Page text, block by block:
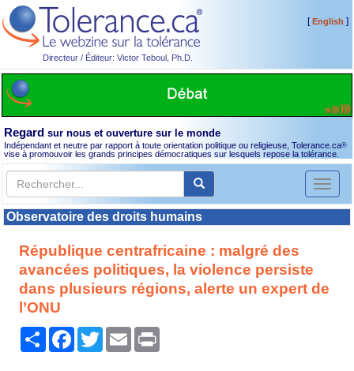
Directeur / Éditeur: Victor Teboul, Ph.D.
[English ]
Regard sur nous et ouverture sur le monde
Indépendant et neutre par rapport à toute orientation politique ou religieuse, Tolerance.ca®
vise à promouvoir les grands principes démocratiques sur lesquels repose la tolérance.
Toggle
Observatoire des droits humains
République centrafricaine : malgré des
avancées politiques, la violence persiste
dans plusieurs régions, alerte un expert de
l’ONU
PartagerFacebook
TwitterEmail